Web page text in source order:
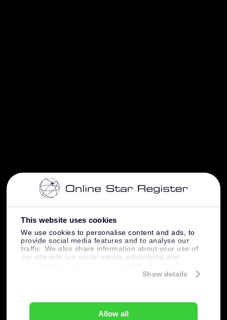
This website uses cookies
We use cookies to personalise content and ads, to
provide social media features and to analyse our
traffic. We also share information about your use of
our site with our social media, advertising and
information that you’ve provided to them or that
Show details
Allow all